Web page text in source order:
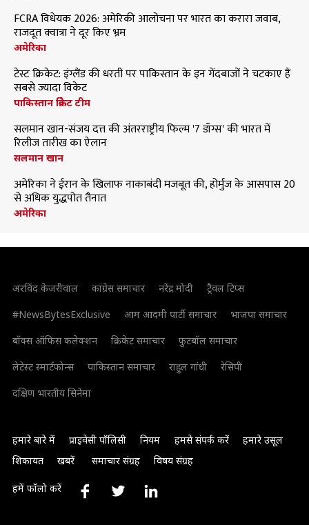
FCRA विधेयक 2026: अमेरिकी आलोचना पर भारत का करारा जवाब,
राजदूत क्वात्रा ने दूर किए भ्रम
अमेरिका
टेस्ट क्रिकेट: इंग्लैंड की धरती पर पाकिस्तान के इन गेंदबाजों ने चटकाए हैं
सबसे ज्यादा विकेट
पाकिस्तान क्रिकेट टीम
सलमान खान-संजय दत्त की अंतरराष्ट्रीय फिल्म '7 डॉग्स' की भारत में
रिलीज तारीख का ऐलान
सलमान खान
अमेरिका ने ईरान के खिलाफ नाकाबंदी मजबूत की, होर्मुज के आसपास 20
से अधिक युद्धपोत तैनात
अमेरिका
अरविंद केजरीवाल कांग्रेस समाचार नरेंद्र मोदी
ट्रैवल टिप्स
#NewsBytesExclusive
आम आदमी पार्टी समाचार
भाजपा समाचार
बॉक्स ऑफिस कलेक्शन
क्रिकेट समाचार
फुटबॉल समाचार
लेटेस्ट स्मार्टफोन्स
पाकिस्तान समाचार राहुल गांधी
रेसिपी
दक्षिण भारतीय सिनेमा
हमारे बारे में प्राइवेसी पॉलिसी नियम हमसे संपर्क करें
हमारे उसूल
शिकायत
खबरें समाचार संग्रह विषय संग्रह
हमें फॉलो करें